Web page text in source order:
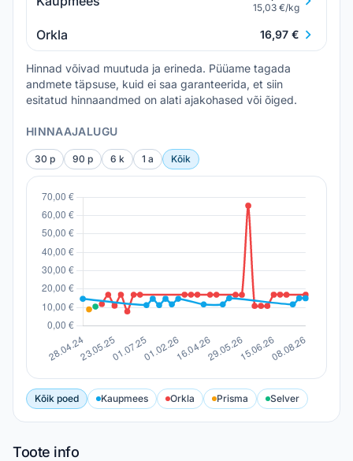
15,03 €/kg
Orkla 16,97 €
Hinnad võivad muutuda ja erineda. Püüame tagada
andmete täpsuse, kuid ei saa garanteerida, et siin
esitatud hinnaandmed on alati ajakohased või õiged.
HINNAAJALUGU
30 p 90 p 6 k 1 a Kõik
Kõik poed Kaupmees Orkla Prisma Selver
Toote info